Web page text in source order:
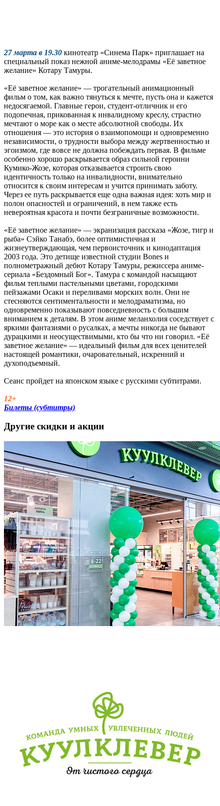
27 марта в 19.30 кинотеатр «Синема Парк» приглашает на
специальный показ нежной аниме-мелодрамы «Её заветное
желание» Котару Тамуры.
«Её заветное желание» — трогательный анимационный
фильм о том, как важно тянуться к мечте, пусть она и кажется
недосягаемой. Главные герои, студент-отличник и его
подопечная, прикованная к инвалидному креслу, страстно
мечтают о море как о месте абсолютной свободы. Их
отношения — это история о взаимопомощи и одновременно
независимости, о трудности выбора между жертвенностью и
эгоизмом, где вовсе не должна побеждать первая. В фильме
особенно хорошо раскрывается образ сильной героини
Кумико-Жозе, которая отказывается строить свою
идентичность только на инвалидности, внимательно
относится к своим интересам и учится принимать заботу.
Через ее путь раскрывается еще одна важная идея: хоть мир и
полон опасностей и ограничений, в нем также есть
невероятная красота и почти безграничные возможности.
«Её заветное желание» — экранизация рассказа «Жозе, тигр и
рыба» Сэйко Танабэ, более оптимистичная и
жизнеутверждающая, чем первоисточник и кинодаптация
2003 года. Это детище известной студии Bones и
полнометражный дебют Котару Тамуры, режиссера аниме-
сериала «Бездомный Бог». Тамура с командой насыщают
фильм теплыми пастельными цветами, городскими
пейзажами Осаки и переливами морских волн. Они не
стесняются сентиментальности и мелодраматизма, но
одновременно показывают повседневность с большим
вниманием к деталям. В этом аниме меланхолия соседствует с
яркими фантазиями о русалках, а мечты никогда не бывают
дурацкими и неосуществимыми, кто бы что ни говорил. «Её
заветное желание» — идеальный фильм для всех ценителей
настоящей романтики, очаровательный, искренний и
духоподъемный.
Сеанс пройдет на японском языке с русскими субтитрами.
12+
Билеты (субтитры)
Другие скидки и акции